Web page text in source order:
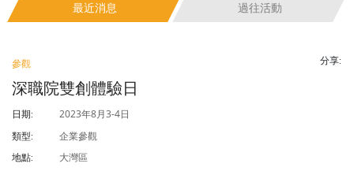
最近消息 過往活動
參觀 分享:
深職院雙創體驗日
日期: 2023年8月3-4日
類型: 企業參觀
地點: 大灣區